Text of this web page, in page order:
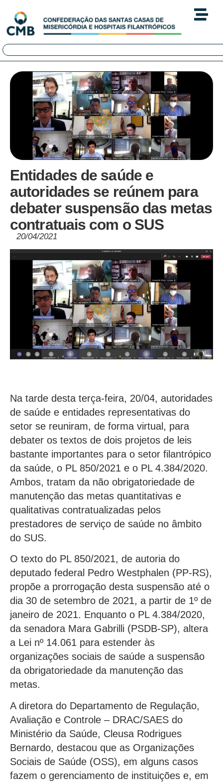
Entidades de saúde e
autoridades se reúnem para
debater suspensão das metas
contratuais com o SUS
20/04/2021
Na tarde desta terça-feira, 20/04, autoridades
de saúde e entidades representativas do
setor se reuniram, de forma virtual, para
debater os textos de dois projetos de leis
bastante importantes para o setor filantrópico
da saúde, o PL 850/2021 e o PL 4.384/2020.
Ambos, tratam da não obrigatoriedade de
manutenção das metas quantitativas e
qualitativas contratualizadas pelos
prestadores de serviço de saúde no âmbito
do SUS.
O texto do PL 850/2021, de autoria do
deputado federal Pedro Westphalen (PP-RS),
propõe a prorrogação desta suspensão até o
dia 30 de setembro de 2021, a partir de 1º de
janeiro de 2021. Enquanto o PL 4.384/2020,
da senadora Mara Gabrilli (PSDB-SP), altera
a Lei nº 14.061 para estender às
organizações sociais de saúde a suspensão
da obrigatoriedade da manutenção das
metas.
A diretora do Departamento de Regulação,
Avaliação e Controle – DRAC/SAES do
Ministério da Saúde, Cleusa Rodrigues
Bernardo, destacou que as Organizações
Sociais de Saúde (OSS), em alguns casos
fazem o gerenciamento de instituições e, em